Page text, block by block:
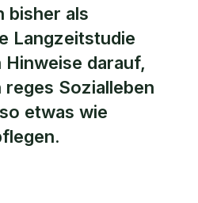
bisher als
Langzeitstudie
darauf,
reges Sozialleben
etwas wie